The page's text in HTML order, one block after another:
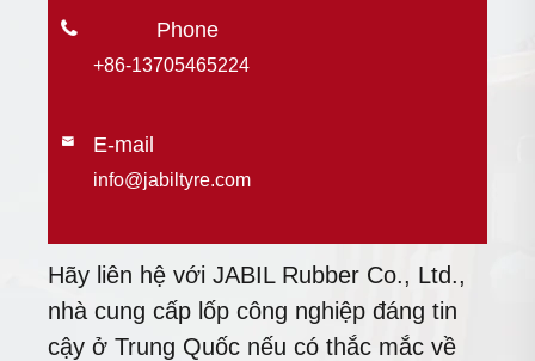

+86-13705465224
 E-mail
info@jabiltyre.com
Hãy liên hệ với JABIL Rubber Co., Ltd.,
nhà cung cấp lốp công nghiệp đáng tin
cậy ở Trung Quốc nếu có thắc mắc về